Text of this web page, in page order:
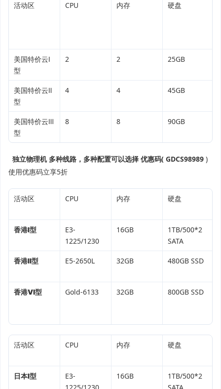
活动区 CPU 内存 硬盘
美国特价云Ⅰ
型
2 2 25GB
美国特价云Ⅱ
型
4 4 45GB
美国特价云Ⅲ
型
8 8 90GB
独立物理机 多种线路，多种配置可以选择 优惠码( GDCS98989 )
使用优惠码立享5折
活动区 CPU 内存 硬盘
香港Ⅰ型
E3-
1225/1230
16GB
1TB/500*2
SATA
香港Ⅱ型 E5-2650L 32GB 480GB SSD
香港Ⅵ型 Gold-6133 32GB 800GB SSD
活动区 CPU 内存 硬盘
日本Ⅰ型
E3-
16GB
1TB/500*2